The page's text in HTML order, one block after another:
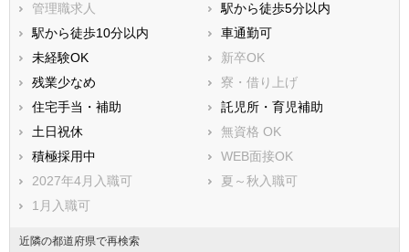
管理職求人
駅から徒歩5分以内
駅から徒歩10分以内
車通勤可
未経験OK
新卒OK
残業少なめ
寮・借り上げ
住宅手当・補助
託児所・育児補助
土日祝休
無資格 OK
積極採用中
WEB面接OK
2027年4月入職可
夏～秋入職可
1月入職可
近隣の都道府県で再検索